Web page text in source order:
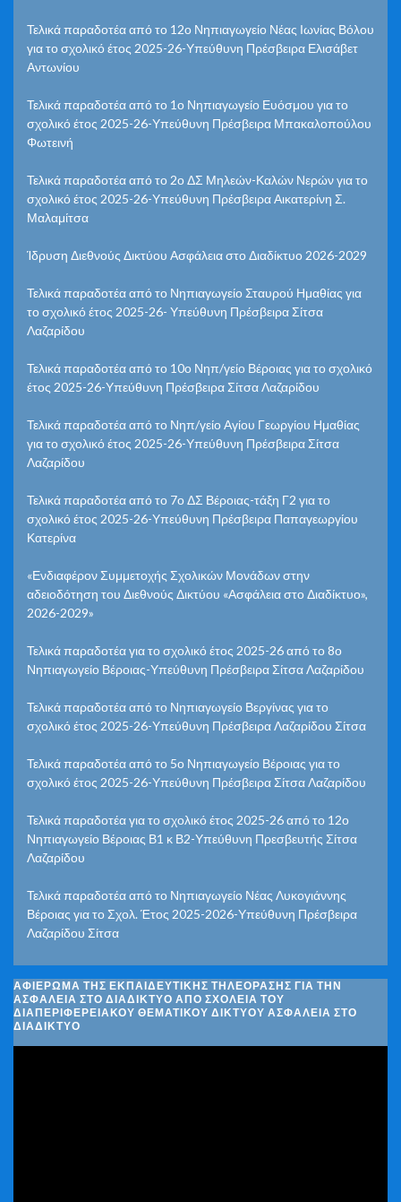
Τελικά παραδοτέα από το 12ο Νηπιαγωγείο Νέας Ιωνίας Βόλου
για το σχολικό έτος 2025-26-Υπεύθυνη Πρέσβειρα Ελισάβετ
Αντωνίου
Τελικά παραδοτέα από το 1ο Νηπιαγωγείο Ευόσμου για το
σχολικό έτος 2025-26-Υπεύθυνη Πρέσβειρα Μπακαλοπούλου
Φωτεινή
Τελικά παραδοτέα από το 2ο ΔΣ Μηλεών-Καλών Νερών για το
σχολικό έτος 2025-26-Υπεύθυνη Πρέσβειρα Αικατερίνη Σ.
Μαλαμίτσα
Ίδρυση Διεθνούς Δικτύου Ασφάλεια στο Διαδίκτυο 2026-2029
Τελικά παραδοτέα από το Νηπιαγωγείο Σταυρού Ημαθίας για
το σχολικό έτος 2025-26- Υπεύθυνη Πρέσβειρα Σίτσα
Λαζαρίδου
Τελικά παραδοτέα από το 10ο Νηπ/γείο Βέροιας για το σχολικό
έτος 2025-26-Υπεύθυνη Πρέσβειρα Σίτσα Λαζαρίδου
Τελικά παραδοτέα από το Νηπ/γείο Αγίου Γεωργίου Ημαθίας
για το σχολικό έτος 2025-26-Υπεύθυνη Πρέσβειρα Σίτσα
Λαζαρίδου
Τελικά παραδοτέα από το 7ο ΔΣ Βέροιας-τάξη Γ2 για το
σχολικό έτος 2025-26-Υπεύθυνη Πρέσβειρα Παπαγεωργίου
Κατερίνα
«Ενδιαφέρον Συμμετοχής Σχολικών Μονάδων στην
αδειοδότηση του Διεθνούς Δικτύου «Ασφάλεια στο Διαδίκτυο»,
2026-2029»
Τελικά παραδοτέα για το σχολικό έτος 2025-26 από το 8ο
Νηπιαγωγείο Βέροιας-Υπεύθυνη Πρέσβειρα Σίτσα Λαζαρίδου
Τελικά παραδοτέα από το Νηπιαγωγείο Βεργίνας για το
σχολικό έτος 2025-26-Υπεύθυνη Πρέσβειρα Λαζαρίδου Σίτσα
Τελικά παραδοτέα από το 5ο Νηπιαγωγείο Βέροιας για το
σχολικό έτος 2025-26-Υπεύθυνη Πρέσβειρα Σίτσα Λαζαρίδου
Τελικά παραδοτέα για το σχολικό έτος 2025-26 από το 12ο
Νηπιαγωγείο Βέροιας Β1 κ Β2-Υπεύθυνη Πρεσβευτής Σίτσα
Λαζαρίδου
Τελικά παραδοτέα από το Νηπιαγωγείο Νέας Λυκογιάννης
Βέροιας για το Σχολ. Έτος 2025-2026-Υπεύθυνη Πρέσβειρα
Λαζαρίδου Σίτσα
ΑΦΙΈΡΩΜΑ ΤΗΣ ΕΚΠΑΙΔΕΥΤΙΚΉΣ ΤΗΛΕΌΡΑΣΗΣ ΓΙΑ ΤΗΝ
ΑΣΦΆΛΕΙΑ ΣΤΟ ΔΙΑΔΊΚΤΥΟ ΑΠΌ ΣΧΟΛΕΊΑ ΤΟΥ
ΔΙΑΠΕΡΙΦΕΡΕΙΑΚΟΎ ΘΕΜΑΤΙΚΟΎ ΔΙΚΤΎΟΥ ΑΣΦΆΛΕΙΑ ΣΤΟ
ΔΙΑΔΊΚΤΥΟ